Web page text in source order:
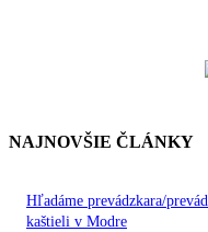
NAJNOVŠIE ČLÁNKY
Hľadáme prevádzkara/
kaštieli v Modre